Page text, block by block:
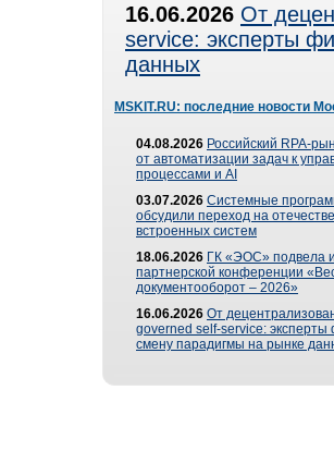
16.06.2026 От
service: эксперты
данных
MSKIT.RU: последние новости
04.08.2026 Российский RPA-
от автоматизации задач к
процессами и AI
03.07.2026 Системные
обсудили переход на
встроенных систем
18.06.2026 ГК «ЭОС» подвела
партнерской конференции
документооборот – 2026»
16.06.2026 От
governed self-service: эксперты
смену парадигмы на рынке